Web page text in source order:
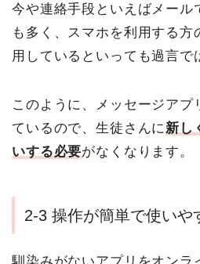
今や連絡手段といえばメール
も多く、スマホを利用する方
用しているといっても過言で
このように、メッセージアプ
ているので、生徒さんに 新し
いする必要がなくなります。
2-3 操作が簡単で使いや
馴染みがないアプリをオンラ